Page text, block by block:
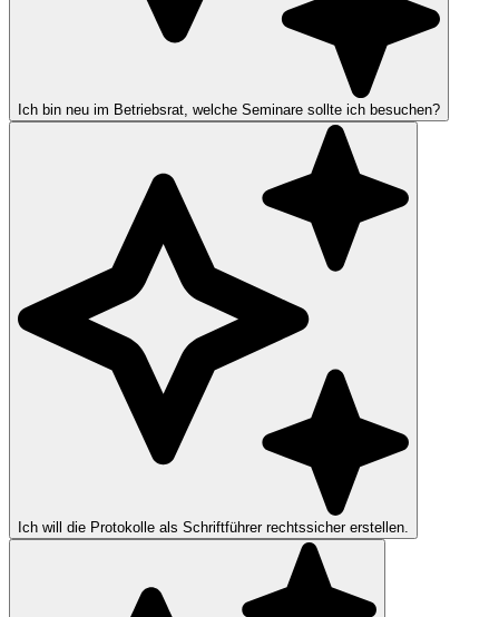
Ich bin neu im Betriebsrat, welche Seminare sollte ich besuchen?
Ich will die Protokolle als Schriftführer rechtssicher erstellen.